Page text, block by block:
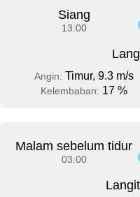
Siang
13:00
Angin: Timur, 9.3 m/s
Kelembaban: 17 %
Malam sebelum tidur
03:00